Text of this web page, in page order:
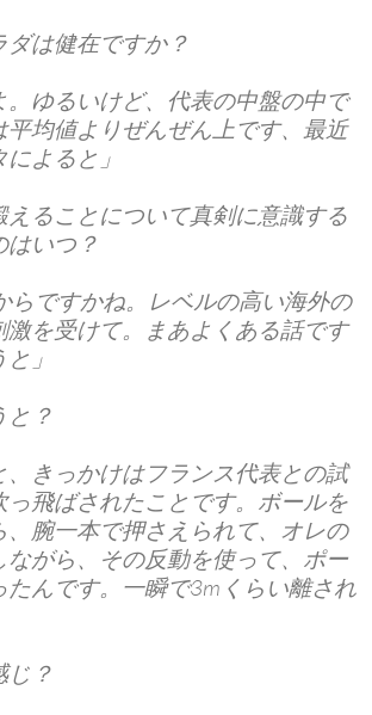
は健在ですか？
。ゆるいけど、代表の中盤の中で
均値よりぜんぜん上です、最近
よると」
ることについて真剣に意識する
はいつ？
らですかね。レベルの高い海外の
激を受けて。まあよくある話です
」
？
、きっかけはフランス代表との試
っ飛ばされたことです。ボールを
、腕一本で押さえられて、オレの
ながら、その反動を使って、ポー
たんです。一瞬で3mくらい離され
？